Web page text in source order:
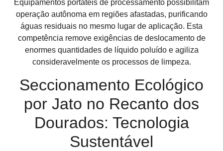
Equipamentos portáteis de processamento possibilitam
operação autônoma em regiões afastadas, purificando
águas residuais no mesmo lugar de aplicação. Esta
competência remove exigências de deslocamento de
enormes quantidades de líquido poluído e agiliza
consideravelmente os processos de limpeza.
Seccionamento Ecológico
por Jato no Recanto dos
Dourados: Tecnologia
Sustentável